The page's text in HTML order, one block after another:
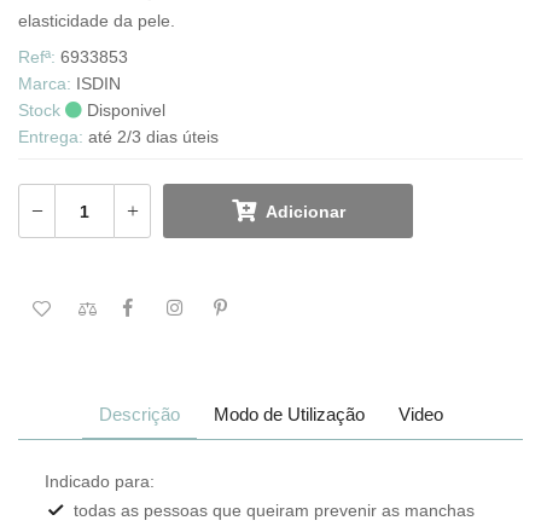
Descrição Modo de Utilização Video
Indicado para:
todas as pessoas que queiram prevenir as manchas
elasticidade da pele.
Refª: 6933853
Marca: ISDIN
Stock
Disponivel
Entrega: até 2/3 dias úteis
Adicionar